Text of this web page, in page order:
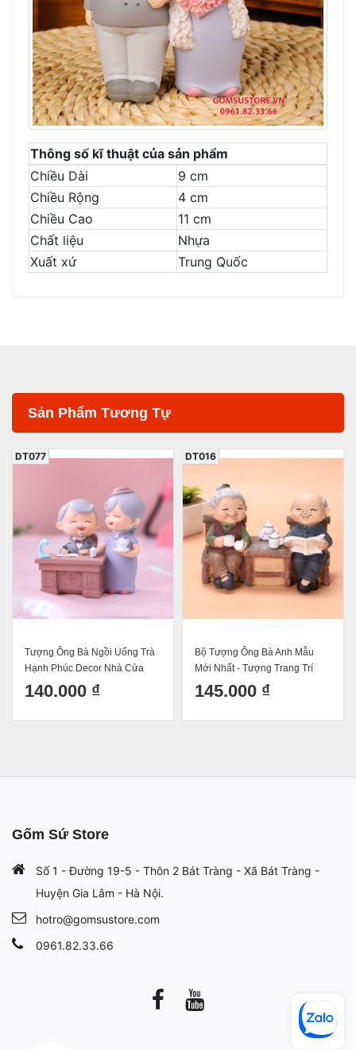
Thông số kĩ thuật của sản phẩm
Chiều Dài
9 cm
Chiều Rộng
4 cm
Chiều Cao
11 cm
Chất liệu
Nhựa
Xuất xứ
Trung Quốc
Sản Phẩm Tương Tự
Tượng Ông Bà Ngồi Uống Trà
Hạnh Phúc Decor Nhà Cửa
Trang Trí Bánh Kem Quà Tặng
Ý Nghĩa Cho Người Thân Yêu
140.000 ₫
DT077
Bộ Tượng Ông Bà Anh Mẫu
Mới Nhất - Tượng Trang Trí
Nhà Cửa Ông Bà Uống Trà
10x15cm
145.000 ₫
DT016
Gốm Sứ Store
Số 1 - Đường 19-5 - Thôn 2 Bát Tràng - Xã Bát Tràng -
Huyện Gia Lâm - Hà Nội.
hotro@gomsustore.com
0961.82.33.66